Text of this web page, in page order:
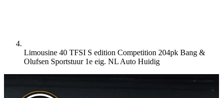
Limousine 40 TFSI S edition Competition 204pk Bang &
Olufsen Sportstuur 1e eig. NL Auto Huidig